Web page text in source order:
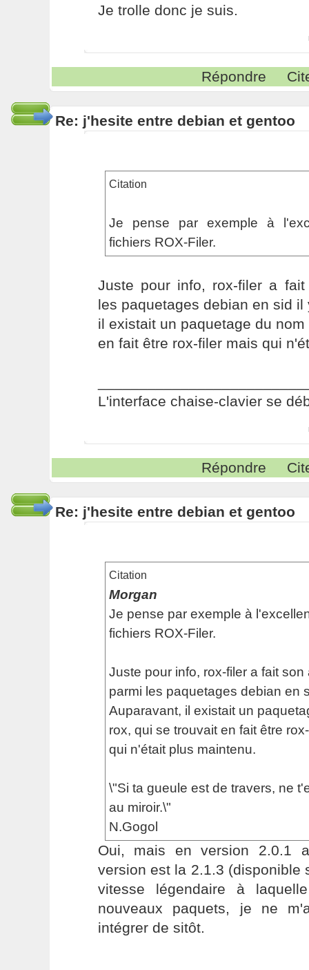
Je trolle donc je suis.
Répondre
Re: j'hesite entre debian et gentoo
Citation
Je pense par exemple à
fichiers ROX-Filer.
Juste pour info, rox-filer a
les paquetages debian en sid
il existait un paquetage du
en fait être rox-filer mais qui
L'interface chaise-clavier se
Répondre
Re: j'hesite entre debian et gentoo
Citation
Morgan
Je pense par exemple à
fichiers ROX-Filer.
Juste pour info, rox-filer a fait son
parmi les paquetages debian en
Auparavant, il existait un
rox, qui se trouvait en fait être
qui n'était plus maintenu.
\"Si ta gueule est de travers, ne
au miroir.\"
N.Gogol
Oui, mais en version 2.0.1
version est la 2.1.3 (disponible
vitesse légendaire à
nouveaux paquets, je ne
intégrer de sitôt.